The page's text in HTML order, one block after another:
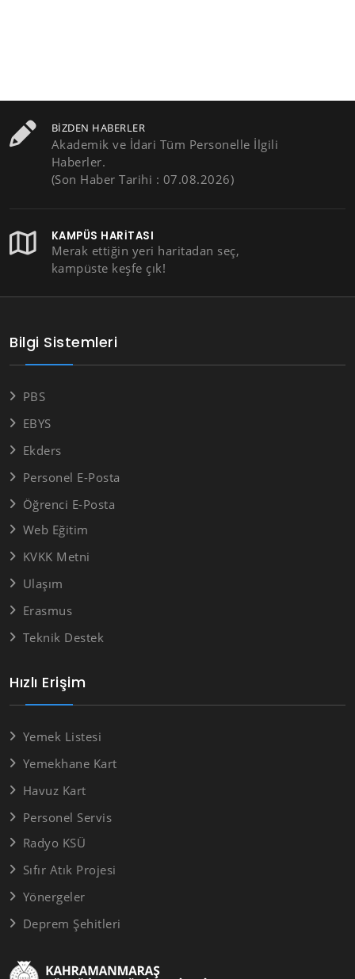
BIZDEN HABERLER
Akademik ve İdari Tüm Personelle İlgili
Haberler.
(Son Haber Tarihi : 07.08.2026)
KAMPÜS HARITASI
Merak ettiğin yeri haritadan seç,
kampüste keşfe çık!
Hızlı Erişim
Yemek Listesi
Yemekhane Kart
Havuz Kart
Personel Servis
Radyo KSÜ
Sıfır Atık Projesi
Yönergeler
Deprem Şehitleri
Bilgi Sistemleri
PBS
EBYS
Ekders
Personel E-Posta
Öğrenci E-Posta
Web Eğitim
KVKK Metni
Ulaşım
Erasmus
Teknik Destek